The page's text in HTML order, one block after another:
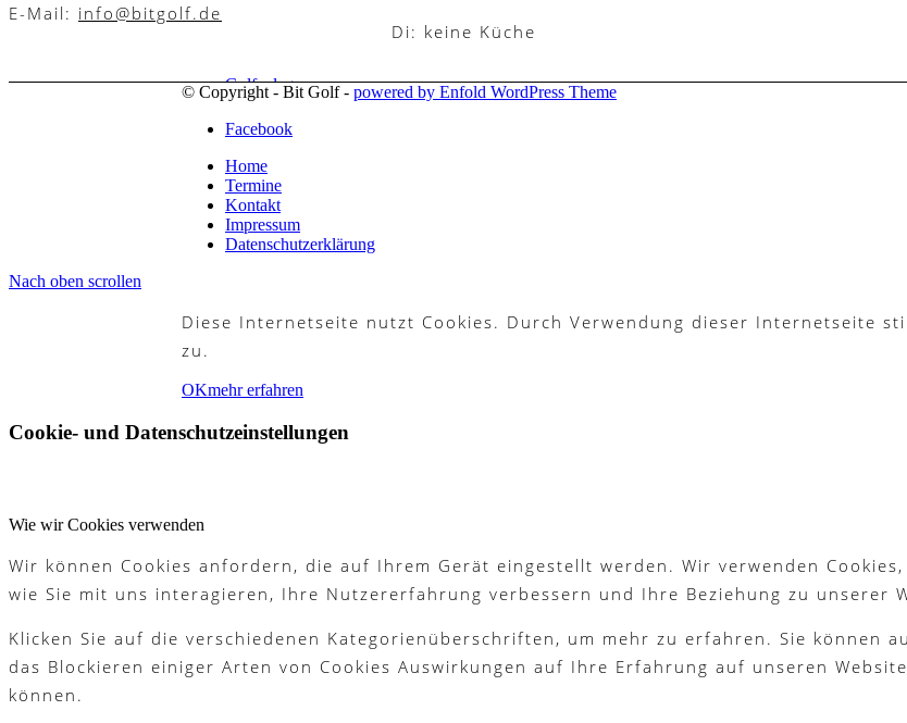
Golfanlage
Golfplatz & Philosophie
Golfreisen
E-Mail: info@bitgolf.de
Di: keine Küche
© Copyright - Bit Golf - powered by Enfold WordPress Theme
Facebook
Home
Termine
Kontakt
Impressum
Datenschutzerklärung
Nach oben scrollen
Diese Internetseite nutzt Cookies. Durch Verwendung dieser Internetseite
zu.
OKmehr erfahren
Cookie- und Datenschutzeinstellungen
Wie wir Cookies verwenden
Wir können Cookies anfordern, die auf Ihrem Gerät eingestellt werden. Wir verwenden
wie Sie mit uns interagieren, Ihre Nutzererfahrung verbessern und Ihre Beziehung zu unserer
Klicken Sie auf die verschiedenen Kategorienüberschriften, um mehr zu erfahren. Sie können
das Blockieren einiger Arten von Cookies Auswirkungen auf Ihre Erfahrung auf unseren
können.